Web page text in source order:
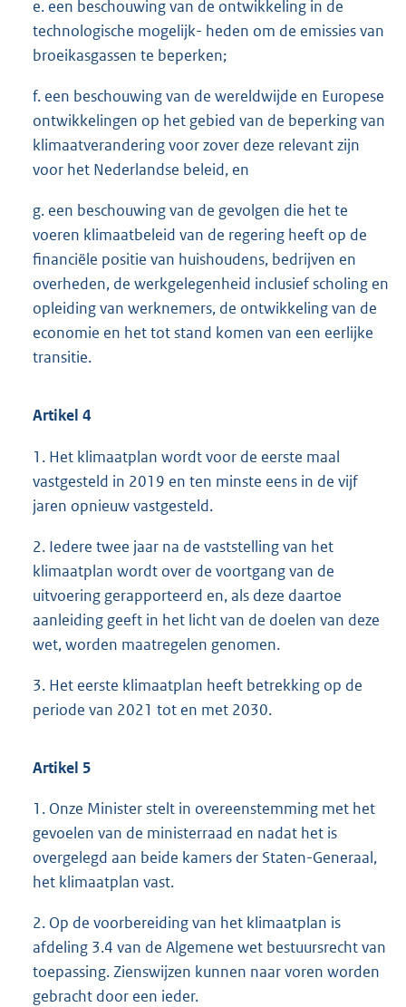
e. een beschouwing van de ontwikkeling in de
technologische mogelijk- heden om de emissies van
broeikasgassen te beperken;
f. een beschouwing van de wereldwijde en Europese
ontwikkelingen op het gebied van de beperking van
klimaatverandering voor zover deze relevant zijn
voor het Nederlandse beleid, en
g. een beschouwing van de gevolgen die het te
voeren klimaatbeleid van de regering heeft op de
financiële positie van huishoudens, bedrijven en
overheden, de werkgelegenheid inclusief scholing en
opleiding van werknemers, de ontwikkeling van de
economie en het tot stand komen van een eerlijke
transitie.
Artikel 4
1. Het klimaatplan wordt voor de eerste maal
vastgesteld in 2019 en ten minste eens in de vijf
jaren opnieuw vastgesteld.
2. Iedere twee jaar na de vaststelling van het
klimaatplan wordt over de voortgang van de
uitvoering gerapporteerd en, als deze daartoe
aanleiding geeft in het licht van de doelen van deze
wet, worden maatregelen genomen.
3. Het eerste klimaatplan heeft betrekking op de
periode van 2021 tot en met 2030.
Artikel 5
1. Onze Minister stelt in overeenstemming met het
gevoelen van de ministerraad en nadat het is
overgelegd aan beide kamers der Staten-Generaal,
het klimaatplan vast.
2. Op de voorbereiding van het klimaatplan is
afdeling 3.4 van de Algemene wet bestuursrecht van
toepassing. Zienswijzen kunnen naar voren worden
gebracht door een ieder.